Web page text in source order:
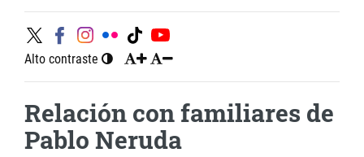
Alto contraste
Relación con familiares de
Pablo Neruda